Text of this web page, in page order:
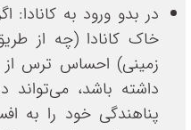
در بدو ورود به
خاک کانادا (چه از
زمینی) احساس ترس از
داشته باشد،
پناهندگی خود را به